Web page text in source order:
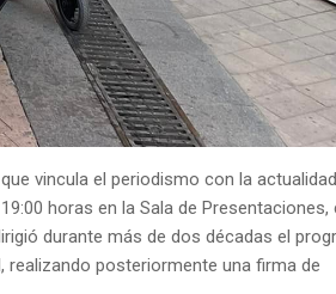
vincula el periodismo con la actualidad
horas en la Sala de Presentaciones,
durante más de dos décadas el
realizando posteriormente una firma de